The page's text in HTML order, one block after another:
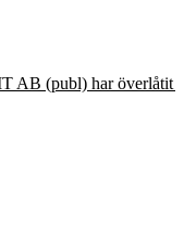
AB (publ) har överlåtit